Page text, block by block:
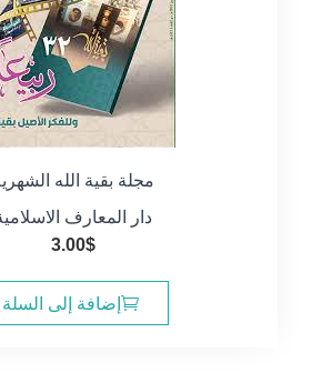
مجلة بقية الله
دار المعارف
3.00$
إضافة إلى السلة